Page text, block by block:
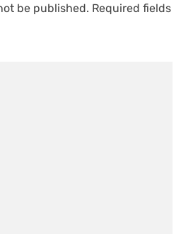
be published. Required fields